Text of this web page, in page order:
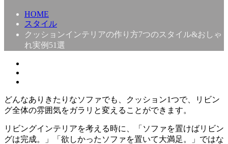
HOME
スタイル
クッションインテリアの作り方7つのスタイル&おしゃ
れ実例51選
どんなありきたりなソファでも、クッション1つで、リビン
グ全体の雰囲気をガラリと変えることができます。
リビングインテリアを考える時に、「ソファを置けばリビン
グは完成。」「欲しかったソファを置いて大満足。」ではな